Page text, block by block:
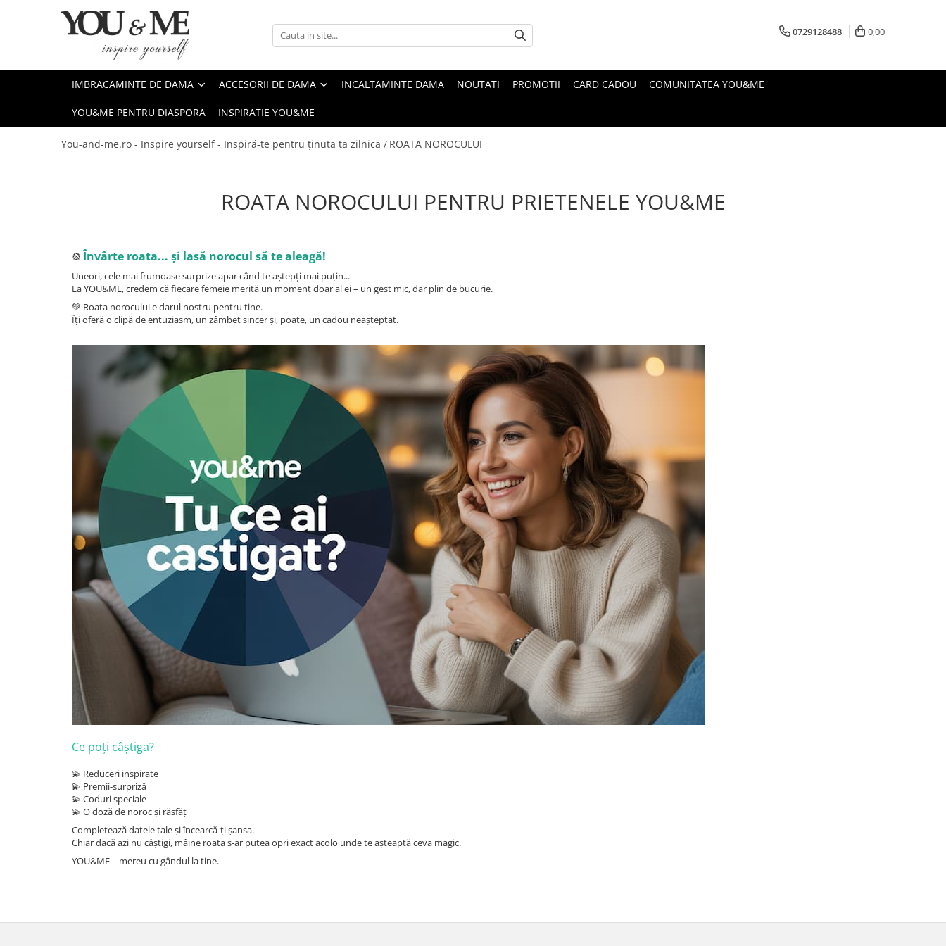
Imbracaminte de dama
Geci si jachete
Rochii de zi
Costume de baie
Accesorii de dama
Coliere si brose
0729128488 0,00
IMBRACAMINTE DE DAMA ACCESORII DE DAMA INCALTAMINTE DAMA NOUTATI PROMOTII CARD CADOU COMUNITATEA YOU&ME
YOU&ME PENTRU DIASPORA INSPIRATIE YOU&ME
You-and-me.ro - Inspire yourself - Inspiră-te pentru ținuta ta zilnică / ROATA NOROCULUI
ROATA NOROCULUI PENTRU PRIETENELE YOU&ME
🎡 Învârte roata... și lasă norocul să te aleagă!
Uneori, cele mai frumoase surprize apar când te aștepți mai puțin...
La YOU&ME, credem că fiecare femeie merită un moment doar al ei – un gest mic, dar plin de bucurie.
💚 Roata norocului e darul nostru pentru tine.
Îți oferă o clipă de entuziasm, un zâmbet sincer și, poate, un cadou neașteptat.
Ce poți câștiga?
💫 Reduceri inspirate
💫 Premii-surpriză
💫 Coduri speciale
💫 O doză de noroc și răsfăț
Completează datele tale și încearcă-ți șansa.
Chiar dacă azi nu câștigi, mâine roata s-ar putea opri exact acolo unde te așteaptă ceva magic.
YOU&ME – mereu cu gândul la tine.